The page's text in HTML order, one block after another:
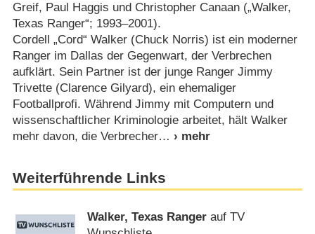
Greif, Paul Haggis und Christopher Canaan („Walker,
Texas Ranger“; 1993⁠–⁠2001).
Cordell „Cord“ Walker (Chuck Norris) ist ein moderner
Ranger im Dallas der Gegenwart, der Verbrechen
aufklärt. Sein Partner ist der junge Ranger Jimmy
Trivette (Clarence Gilyard), ein ehemaliger
Footballprofi. Während Jimmy mit Computern und
wissenschaftlicher Kriminologie arbeitet, hält Walker
mehr davon, die Verbrecher
Weiterführende Links
Walker, Texas Ranger auf TV